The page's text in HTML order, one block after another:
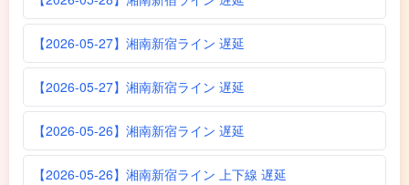
【2026-05-27】湘南新宿ライン 遅延
【2026-05-27】湘南新宿ライン 遅延
【2026-05-26】湘南新宿ライン 遅延
【2026-05-26】湘南新宿ライン 上下線 遅延